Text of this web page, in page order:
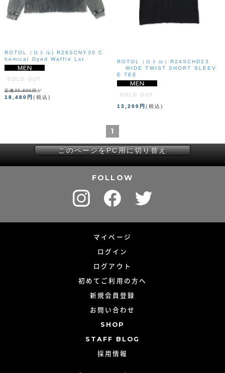
ROTOL（ロトル) R26SCNY30 C
hemical Dyed Waffle Lst
SOLD OUT
定価30,800円が
18,480円(税込)
ROTOL（ロトル）R24SCHD23
WIDE TWIST SHORT SLEEV
E TEE
SOLD OUT
13,200円(税込)
1
FOLLOW
マイページ
ログイン
ログアウト
初めてご利用の方へ
新規会員登録
お問い合わせ
SHOP
STAFF BLOG
採用情報
このページをPC用に切り替え